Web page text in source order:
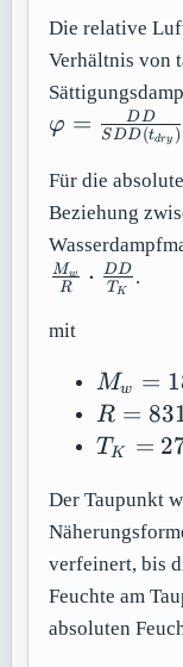
Die relative
Verhältnis von
φ = SDD(tdry )
DD
Für die
Beziehung
R
Mw ⋅ TK
DD .
mit
M_w =
Mw =
R =
R =
T_K =
+
t_{dry}
T K =
Der Taupunkt
verfeinert, bis
Feuchte am
absoluten